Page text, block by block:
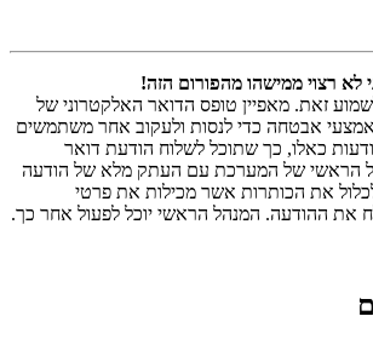
לא רצוי ממישהו מהפורום הזה!
זאת. מאפיין טופס הדואר האלקטרוני של
אמצעי אבטחה כדי לנסות ולעקוב אחר משתמשים
כאלו, כך שתוכל לשלוח הודעת דואר
הראשי של המערכת עם העתק מלא של הודעה
את הכותרות אשר מכילות את פרטי
ההודעה. המנהל הראשי יוכל לפעול אחר כך.